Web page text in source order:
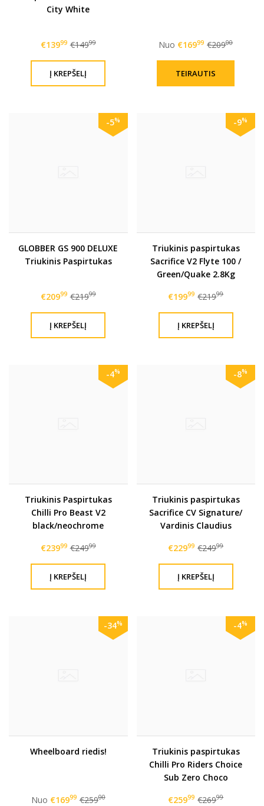
City White
€13999 €14999 Nuo €16999 €20900
TEIRAUTIS
-5%
GLOBBER GS 900 DELUXE
Triukinis Paspirtukas
€20999 €21999
-9%
Triukinis paspirtukas
Sacrifice V2 Flyte 100 /
Green/Quake 2.8Kg
gamykliškai surinktas
triukinis paspirtukas!
€19999 €21999
-4%
Triukinis Paspirtukas
Chilli Pro Beast V2
black/neochrome
€23999 €24999
-8%
Triukinis paspirtukas
Sacrifice CV Signature/
Vardinis Claudius
€22999 €24999
-34%
Wheelboard riedis!
Nuo €16999 €25900
-4%
Triukinis paspirtukas
Chilli Pro Riders Choice
Sub Zero Choco
€25999 €26999